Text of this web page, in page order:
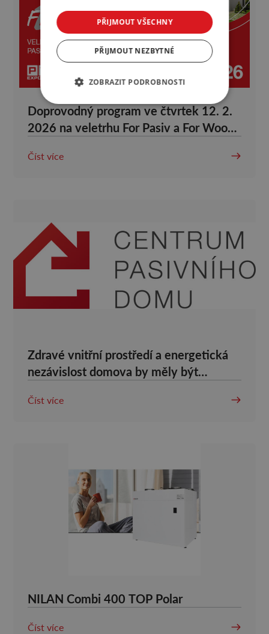
Doprovodný program ve čtvrtek 12. 2.
2026 na veletrhu For Pasiv a For Wood
Číst více
Zdravé vnitřní prostředí a energetická
nezávislost domova by měly být
Číst více
NILAN Combi 400 TOP Polar
Číst více
PŘIJMOUT VŠECHNY
PŘIJMOUT NEZBYTNÉ
ZOBRAZIT PODROBNOSTI